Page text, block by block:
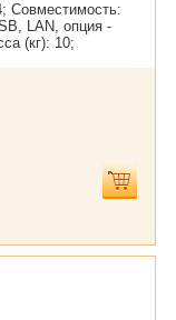
Совместимость:
LAN, опция -
(кг): 10;